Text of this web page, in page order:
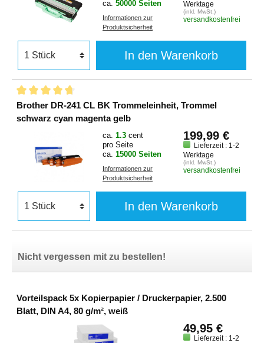
ca. 50000 Seiten
Informationen zur
Produktsicherheit
Werktage
(inkl. MwSt.)
versandkostenfrei
In den Warenkorb
Brother DR-241 CL BK Trommeleinheit, Trommel
schwarz cyan magenta gelb
ca. 1.3 cent
pro Seite
ca. 15000 Seiten
Informationen zur
Produktsicherheit
199,99 €
Lieferzeit : 1-2
Werktage
(inkl. MwSt.)
versandkostenfrei
In den Warenkorb
Nicht vergessen mit zu bestellen!
Vorteilspack 5x Kopierpapier / Druckerpapier, 2.500
Blatt, DIN A4, 80 g/m², weiß
49,95 €
Lieferzeit : 1-2